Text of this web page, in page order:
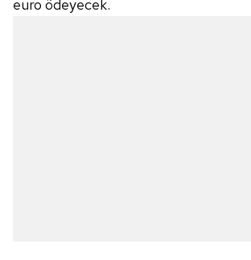
euro ödeyecek.